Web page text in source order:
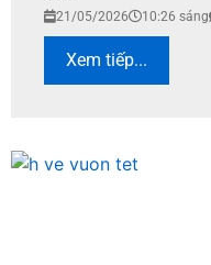
21/05/2026 10:26 sáng
Xem tiếp...